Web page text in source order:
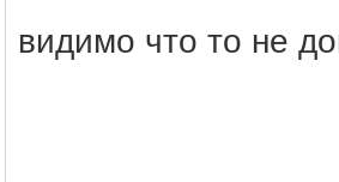
видимо что то не